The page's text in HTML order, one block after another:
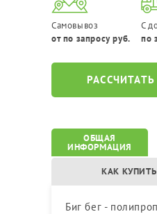
Самовывоз
от по запросу руб.
С
по
ОБЩАЯ
ИНФОРМАЦИЯ
КАК КУПИТЬ
Биг бег -